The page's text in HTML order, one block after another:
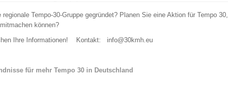
regionale Tempo-30-Gruppe gegründet? Planen Sie eine Aktion für Tempo 30,
können?
Ihre Informationen! Kontakt: info@30kmh.eu
für mehr Tempo 30 in Deutschland